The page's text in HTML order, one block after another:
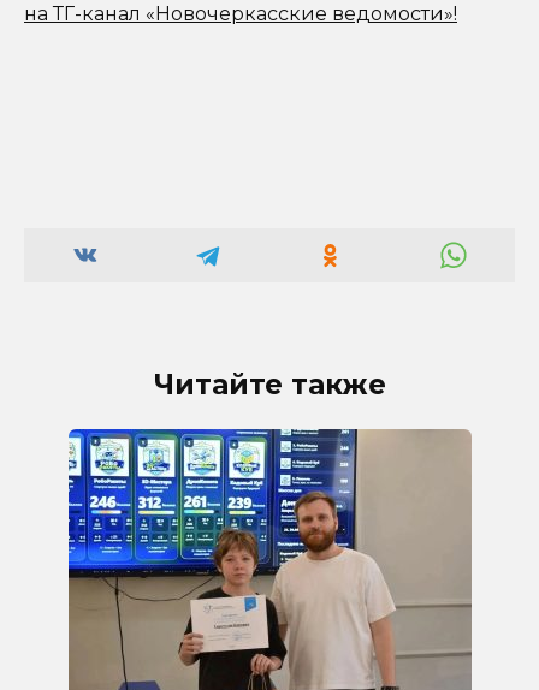
на ТГ-канал «Новочеркасские ведомости»!
Читайте также